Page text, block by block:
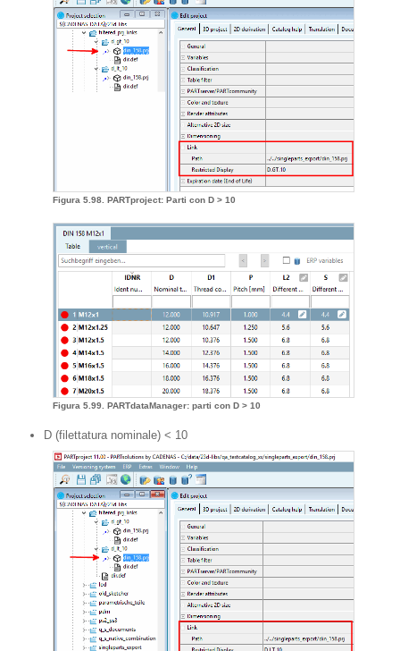
Figura 5.98. PARTproject: Parti con D > 10
Figura 5.99. PARTdataManager: parti con D > 10
D (filettatura nominale) < 10